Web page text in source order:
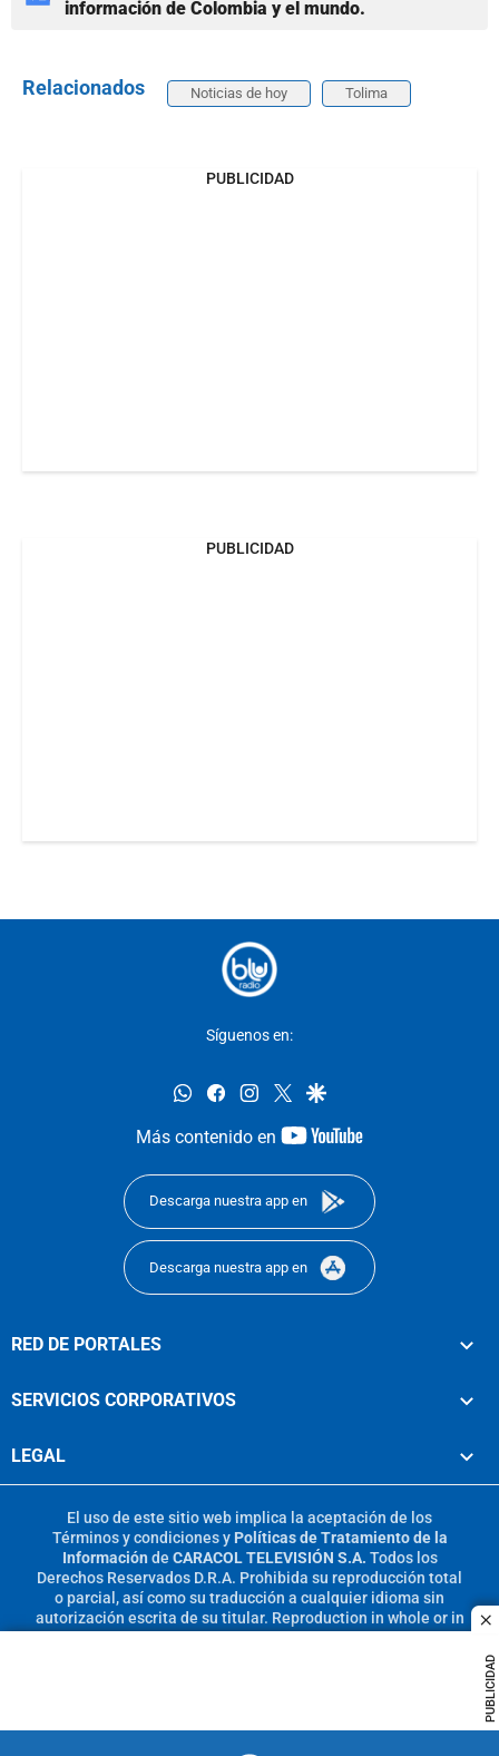
PUBLICIDAD
información de Colombia y el mundo.
Relacionados Noticias de hoy Tolima
PUBLICIDAD
PUBLICIDAD
Síguenos en:
whatsappfacebookinstagram
twittergoogle
Más contenido en
youtube-
Descarga nuestra app en
Descarga nuestra app en
RED DE PORTALES
SERVICIOS CORPORATIVOS
LEGAL
El uso de este sitio web implica la aceptación de los
Términos y condicionesy Políticas de Tratamiento de la
Información de CARACOL TELEVISIÓN S.A. Todos los
Derechos Reservados D.R.A. Prohibida su reproducción total
o parcial, así como su traducción a cualquier idioma sin
autorización escrita de su titular. Reproduction in whole or in